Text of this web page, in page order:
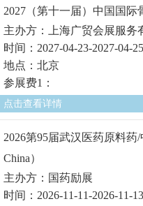
2027（第十一届）中国国际
主办方：上海广贸会展服务
时间：2027-04-23-2027-04-25
地点：北京
参展费1：
点击查看详情
2026第95届武汉医药原料
China）
主办方：国药励展
时间：2026-11-11-2026-11-13